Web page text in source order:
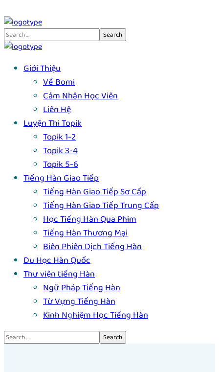
Giới Thiệu
Về Bomi
Cảm Nhận Học Viên
Liên Hệ
Luyện Thi Topik
Topik 1-2
Topik 3-4
Topik 5-6
Tiếng Hàn Giao Tiếp
Tiếng Hàn Giao Tiếp Sơ Cấp
Tiếng Hàn Giao Tiếp Trung Cấp
Học Tiếng Hàn Qua Phim
Tiếng Hàn Thương Mại
Biên Phiên Dịch Tiếng Hàn
Du Học Hàn Quốc
Thư viện tiếng Hàn
Ngữ Pháp Tiếng Hàn
Từ Vựng Tiếng Hàn
Kinh Nghiệm Học Tiếng Hàn